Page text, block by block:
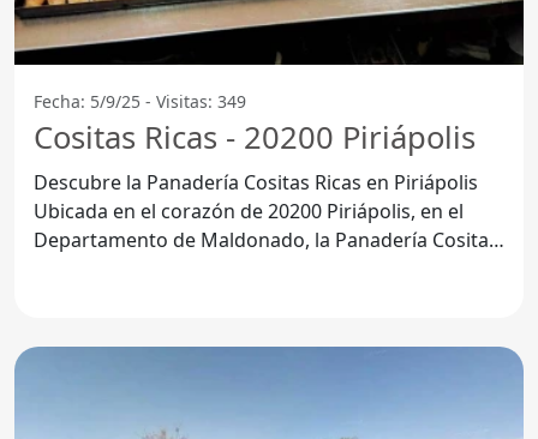
Fecha: 5/9/25 - Visitas: 349
Cositas Ricas - 20200 Piriápolis
Descubre la Panadería Cositas Ricas en Piriápolis
Ubicada en el corazón de 20200 Piriápolis, en el
Departamento de Maldonado, la Panadería Cositas